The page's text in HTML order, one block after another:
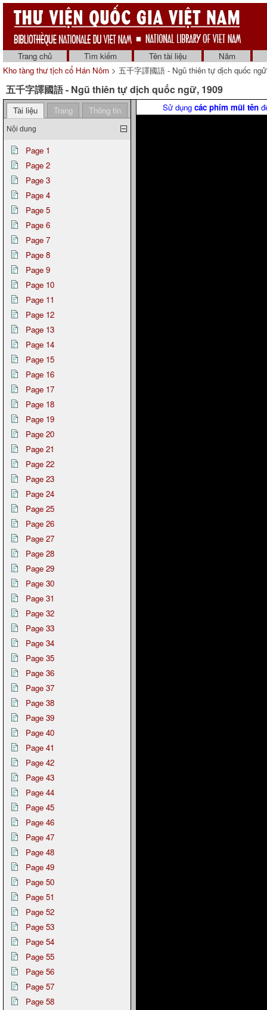
Trang chủ Tìm kiếm Tên tài liệu
Năm
Kho tàng thư tịch cổ Hán Nôm > 五千字譯國語 - Ngũ thiên tự dịch quốc
五千字譯國語 - Ngũ thiên tự dịch quốc ngữ, 1909
Tài liệu Trang Thông tin
Nội dung
Page 1
Page 2
Page 3
Page 4
Page 5
Page 6
Page 7
Page 8
Page 9
Page 10
Page 11
Page 12
Page 13
Page 14
Page 15
Page 16
Page 17
Page 18
Page 19
Page 20
Page 21
Page 22
Page 23
Page 24
Page 25
Page 26
Page 27
Page 28
Page 29
Page 30
Page 31
Page 32
Page 33
Page 34
Page 35
Page 36
Page 37
Page 38
Page 39
Page 40
Page 41
Page 42
Page 43
Page 44
Page 45
Page 46
Page 47
Page 48
Page 49
Page 50
Page 51
Page 52
Page 53
Page 54
Page 55
Page 56
Page 57
Page 58
Sử dụng các phím mũi tên